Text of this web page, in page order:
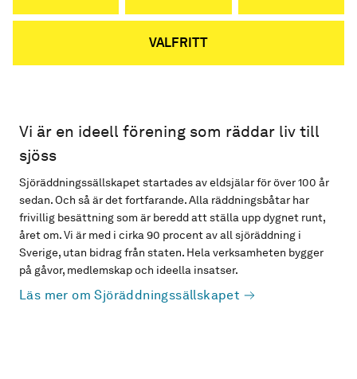
VALFRITT
Vi är en ideell förening som räddar liv till
sjöss
Sjöräddningssällskapet startades av eldsjälar för över 100 år
sedan. Och så är det fortfarande. Alla räddningsbåtar har
frivillig besättning som är beredd att ställa upp dygnet runt,
året om. Vi är med i cirka 90 procent av all sjöräddning i
Sverige, utan bidrag från staten. Hela verksamheten bygger
på gåvor, medlemskap och ideella insatser.
Läs mer om Sjöräddningssällskapet